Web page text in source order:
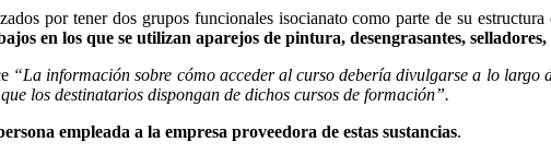
por tener dos grupos funcionales isocianato como parte de su
en los que se utilizan aparejos de pintura, desengrasantes, selladores,
“La información sobre cómo acceder al curso debería divulgarse a lo largo
los destinatarios dispongan de dichos cursos de formación”.
empleada a la empresa proveedora de estas sustancias.